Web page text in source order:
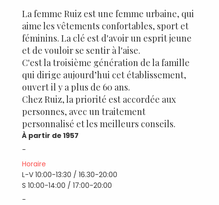
La femme Ruiz est une femme urbaine, qui
aime les vêtements confortables, sport et
féminins. La clé est d'avoir un esprit jeune
et de vouloir se sentir à l'aise.
C'est la troisième génération de la famille
qui dirige aujourd’hui cet établissement,
ouvert il y a plus de 60 ans.
Chez Ruiz, la priorité est accordée aux
personnes, avec un traitement
personnalisé et les meilleurs conseils.
À partir de 1957
-
Horaire
L-V 10:00-13:30 / 16.30-20:00
S 10:00-14:00 / 17:00-20:00
-